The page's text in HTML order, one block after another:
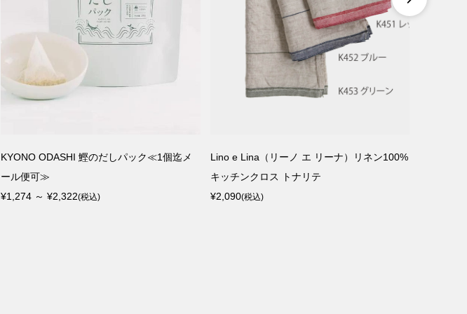
KYONO ODASHI 鰹のだしパック≪1個迄メ
ール便可≫
¥1,274 ～ ¥2,322(税込)
Lino e Lina（リーノ エ リーナ）リネン100%
キッチンクロス トナリテ
¥2,090(税込)